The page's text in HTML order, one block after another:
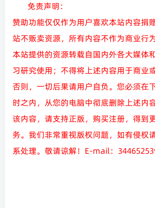
免责声明：
赞助功能仅仅作为用户喜欢本站内容捐
站不贩卖资源，所有内容不作为商业行为
本站提供的资源转载自国内外各大媒体
习研究使用；不得将上述内容用于商业
否则，一切后果请用户自负。您必须在
时之内，从您的电脑中彻底删除上述内
该内容，请支持正版，购买注册，得到
务。我们非常重视版权问题，如有侵权
系处理。敬请谅解！E-mail：